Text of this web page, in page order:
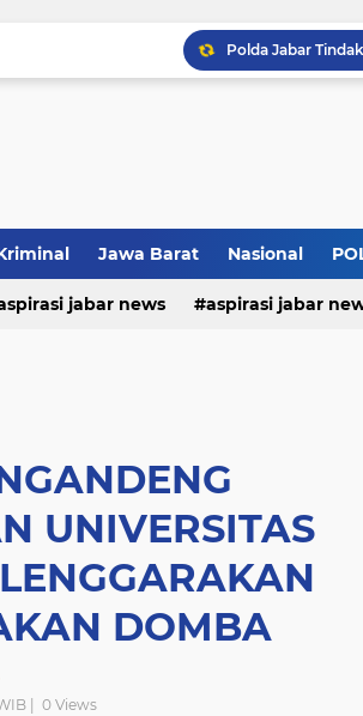
Jawa Barat Nasional
jabar news aspirasi jabar
UNIVERSITAS
DOMBA
| 0Views